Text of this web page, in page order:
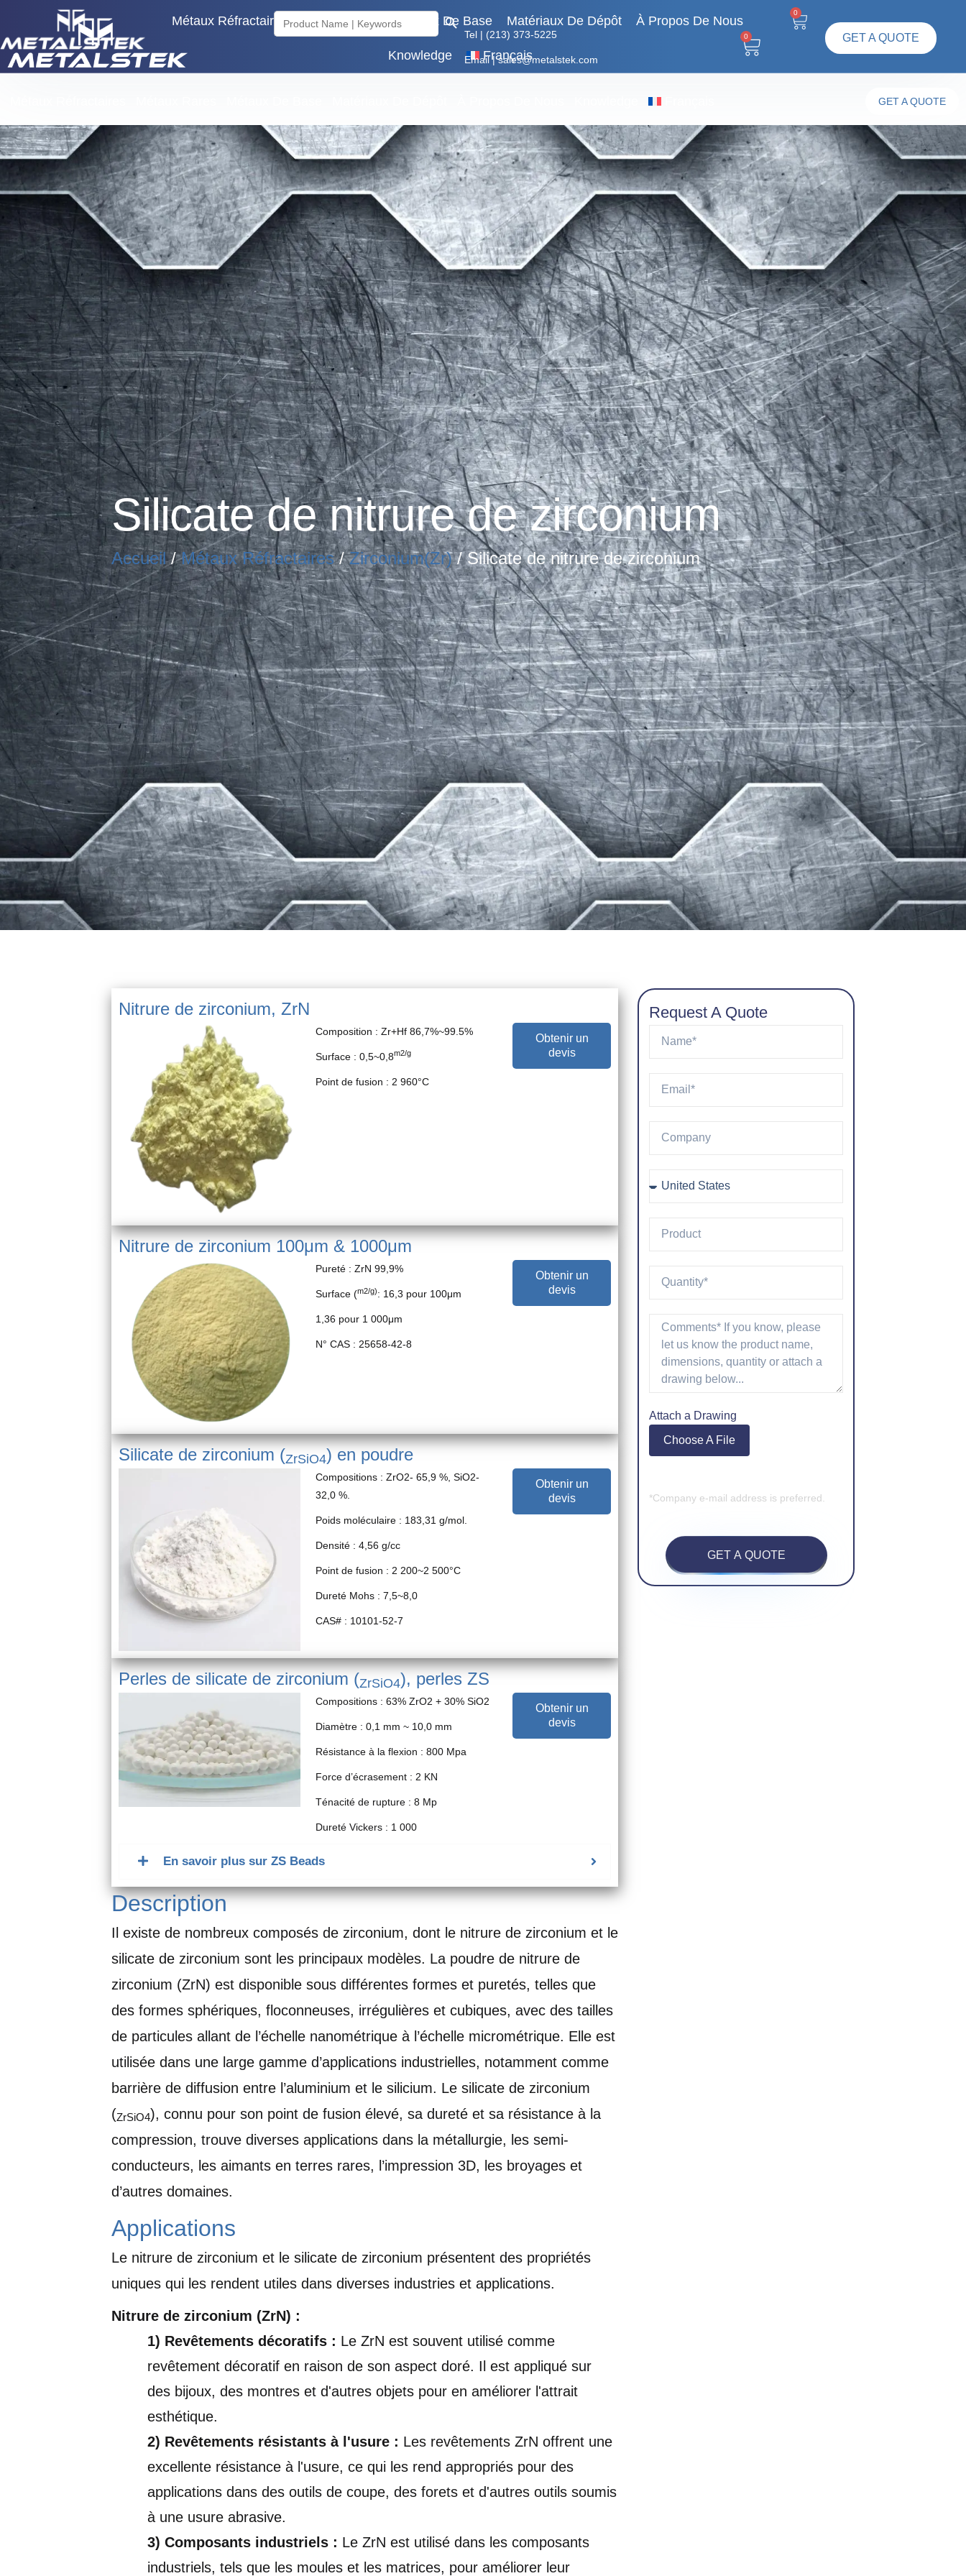
Search
for:
Search Button
Tel | (213) 373-5225
Email | sales@metalstek.com
0
GET A QUOTE
Métaux Réfractaires Métaux Rares Métaux De Base Matériaux De Dépôt À Propos De Nous
Knowledge Français
0
GET A QUOTE
Silicate de nitrure de zirconium
Accueil/Métaux Réfractaires/Zirconium(Zr)/ Silicate de nitrure de zirconium
Nitrure de zirconium, ZrN
Composition : Zr+Hf 86,7%~99.5%
Surface : 0,5~0,8m2/g
Point de fusion : 2 960°C
Obtenir un
devis
Nitrure de zirconium 100μm & 1000μm
Pureté : ZrN 99,9%
Surface (m2/g): 16,3 pour 100μm
1,36 pour 1 000μm
N° CAS : 25658-42-8
Obtenir un
devis
Silicate de zirconium (ZrSiO4) en poudre
Compositions : ZrO2- 65,9 %, SiO2-
32,0 %.
Poids moléculaire : 183,31 g/mol.
Densité : 4,56 g/cc
Point de fusion : 2 200~2 500°C
Dureté Mohs : 7,5~8,0
CAS# : 10101-52-7
Obtenir un
devis
Perles de silicate de zirconium (ZrSiO4), perles ZS
Compositions : 63% ZrO2 + 30% SiO2
Diamètre : 0,1 mm ~ 10,0 mm
Résistance à la flexion : 800 Mpa
Force d’écrasement : 2 KN
Ténacité de rupture : 8 Mp
Dureté Vickers : 1 000
Obtenir un
devis
En savoir plus sur ZS Beads
Description
Il existe de nombreux composés de zirconium, dont le nitrure de zirconium et le
silicate de zirconium sont les principaux modèles. La poudre de nitrure de
zirconium (ZrN) est disponible sous différentes formes et puretés, telles que
des formes sphériques, floconneuses, irrégulières et cubiques, avec des tailles
de particules allant de l’échelle nanométrique à l’échelle micrométrique. Elle est
utilisée dans une large gamme d’applications industrielles, notamment comme
barrière de diffusion entre l’aluminium et le silicium. Le silicate de zirconium
(ZrSiO4), connu pour son point de fusion élevé, sa dureté et sa résistance à la
compression, trouve diverses applications dans la métallurgie, les semi-
conducteurs, les aimants en terres rares, l’impression 3D, les broyages et
d’autres domaines.
Applications
Le nitrure de zirconium et le silicate de zirconium présentent des propriétés
uniques qui les rendent utiles dans diverses industries et applications.
Nitrure de zirconium (ZrN) :
1) Revêtements décoratifs : Le ZrN est souvent utilisé comme
revêtement décoratif en raison de son aspect doré. Il est appliqué sur
des bijoux, des montres et d'autres objets pour en améliorer l'attrait
esthétique.
2) Revêtements résistants à l'usure : Les revêtements ZrN offrent une
excellente résistance à l'usure, ce qui les rend appropriés pour des
applications dans des outils de coupe, des forets et d'autres outils soumis
à une usure abrasive.
3) Composants industriels : Le ZrN est utilisé dans les composants
industriels, tels que les moules et les matrices, pour améliorer leur
Request A Quote
Attach a Drawing
Choose A File
*Company e-mail address is preferred.
GET A QUOTE